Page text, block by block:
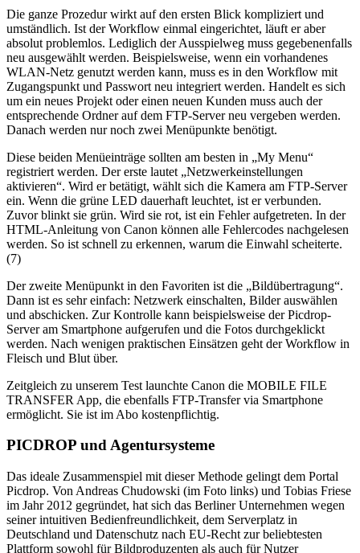
Die ganze Prozedur wirkt auf den ersten Blick kompliziert und
umständlich. Ist der Workflow einmal eingerichtet, läuft er aber
absolut problemlos. Lediglich der Ausspielweg muss gegebenenfalls
neu ausgewählt werden. Beispielsweise, wenn ein vorhandenes
WLAN-Netz genutzt werden kann, muss es in den Workflow mit
Zugangspunkt und Passwort neu integriert werden. Handelt es sich
um ein neues Projekt oder einen neuen Kunden muss auch der
entsprechende Ordner auf dem FTP-Server neu vergeben werden.
Danach werden nur noch zwei Menüpunkte benötigt.
Diese beiden Menüeinträge sollten am besten in „My Menu“
registriert werden. Der erste lautet „Netzwerkeinstellungen
aktivieren“. Wird er betätigt, wählt sich die Kamera am FTP-Server
ein. Wenn die grüne LED dauerhaft leuchtet, ist er verbunden.
Zuvor blinkt sie grün. Wird sie rot, ist ein Fehler aufgetreten. In der
HTML-Anleitung von Canon können alle Fehlercodes nachgelesen
werden. So ist schnell zu erkennen, warum die Einwahl scheiterte.
(7)
Der zweite Menüpunkt in den Favoriten ist die „Bildübertragung“.
Dann ist es sehr einfach: Netzwerk einschalten, Bilder auswählen
und abschicken. Zur Kontrolle kann beispielsweise der Picdrop-
Server am Smartphone aufgerufen und die Fotos durchgeklickt
werden. Nach wenigen praktischen Einsätzen geht der Workflow in
Fleisch und Blut über.
Zeitgleich zu unserem Test launchte Canon die MOBILE FILE
TRANSFER App, die ebenfalls FTP-Transfer via Smartphone
ermöglicht. Sie ist im Abo kostenpflichtig.
PICDROP und Agentursysteme
Das ideale Zusammenspiel mit dieser Methode gelingt dem Portal
Picdrop. Von Andreas Chudowski (im Foto links) und Tobias Friese
im Jahr 2012 gegründet, hat sich das Berliner Unternehmen wegen
seiner intuitiven Bedienfreundlichkeit, dem Serverplatz in
Deutschland und Datenschutz nach EU-Recht zur beliebtesten
Plattform sowohl für Bildproduzenten als auch für Nutzer